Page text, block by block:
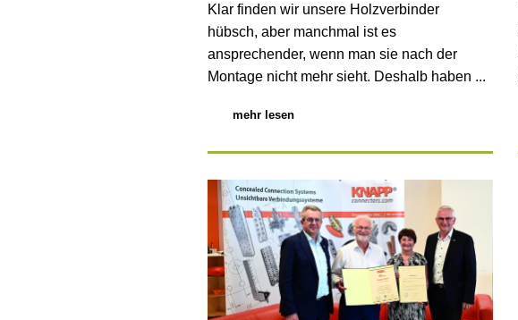
Klar finden wir unsere Holzverbinder
hübsch, aber manchmal ist es
ansprechender, wenn man sie nach der
Montage nicht mehr sieht. Deshalb haben ...
mehr lesen